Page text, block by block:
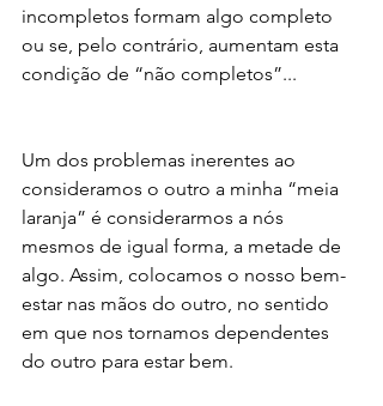
incompletos formam algo completo
ou se, pelo contrário, aumentam esta
condição de “não completos”...
Um dos problemas inerentes ao
consideramos o outro a minha “meia
laranja” é considerarmos a nós
mesmos de igual forma, a metade de
algo. Assim, colocamos o nosso bem-
estar nas mãos do outro, no sentido
em que nos tornamos dependentes
do outro para estar bem.